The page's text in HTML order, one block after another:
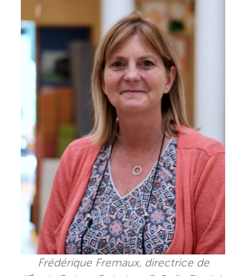
Frédérique Fremaux, directrice de